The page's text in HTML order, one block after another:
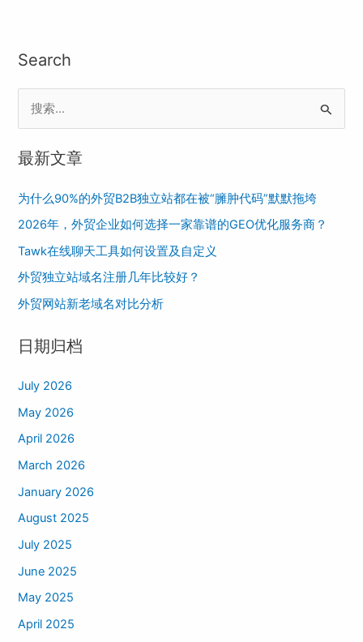
Search
a
c
h
f
o
r
最新文章
为什么90%的外贸B2B独立站都在被“臃肿代码”默默拖垮
2026年，外贸企业如何选择一家靠谱的GEO优化服务商？
Tawk在线聊天工具如何设置及自定义
外贸独立站域名注册几年比较好？
外贸网站新老域名对比分析
日期归档
July 2026
May 2026
April 2026
March 2026
January 2026
August 2025
July 2025
June 2025
May 2025
April 2025